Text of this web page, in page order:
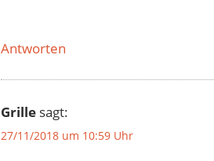
Antworten
Grille sagt:
27/11/2018 um 10:59 Uhr